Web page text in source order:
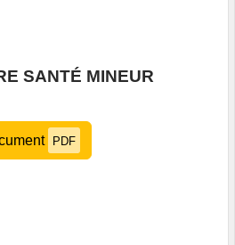
SANTÉ MINEUR
PDF